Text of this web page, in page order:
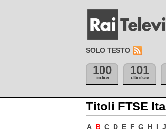
SOLO TESTO
100
indice
101
ultim'ora
Titoli FTSE
A B C D E F G H I J